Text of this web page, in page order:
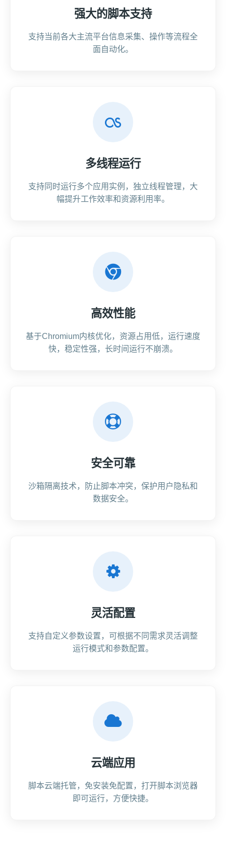
强大的脚本支持
支持当前各大主流平台信息采集、操作等流程全
面自动化。
多线程运行
支持同时运行多个应用实例，独立线程管理，大
幅提升工作效率和资源利用率。
高效性能
基于Chromium内核优化，资源占用低，运行速度
快，稳定性强，长时间运行不崩溃。
安全可靠
沙箱隔离技术，防止脚本冲突，保护用户隐私和
数据安全。
灵活配置
支持自定义参数设置，可根据不同需求灵活调整
运行模式和参数配置。
云端应用
脚本云端托管，免安装免配置，打开脚本浏览器
即可运行，方便快捷。